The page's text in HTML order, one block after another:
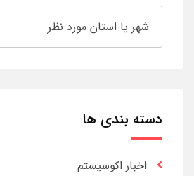
دسته بندی ها
اخبار اکوسیستم